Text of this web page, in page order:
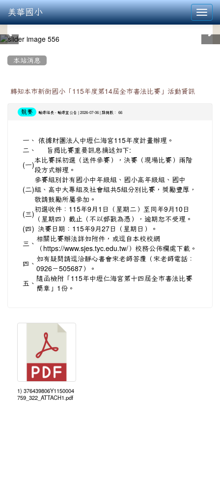
美華國小
本站消息
轉知本市新街國小「115年度第14屆全市書法比賽」活動資訊
競賽 輔導組長 - 輔導室公告 | 2026-07-06 | 點閱數： 66
一、 依據財團法人中壢仁海宮115年度計畫辦理。
二、
旨揭比賽重要訊息摘述如下:
(一)本比賽採初選（送件參賽），決賽（現場比賽）兩階
段方式辦理。
(二)
參賽組別計有國小中年級組、國小高年級組、國中
組、高中大專組及社會組共5組分別比賽，獎勵豐厚，
敬請鼓勵所屬參加。
(三)初選收件：115年9月1日（星期二）至同年9月10日
（星期四）截止（不以郵戳為憑），逾期恕不受理。
(四) 決賽日期：115年9月27日（星期日）。
三、 相關比賽辦法詳如附件，或逕自本校校網
（ https://www.sjes.tyc.edu.tw/）校務公佈欄處下載。
四、 如有疑問請逕洽靜心書會宋老師答覆（宋老師電話：
0926－505687）。
五、 隨函檢附「115年中壢仁海宮第十四屆全市書法比賽
簡章」1份。
1) 376439806Y1150004
759_322_ATTACH1.pdf